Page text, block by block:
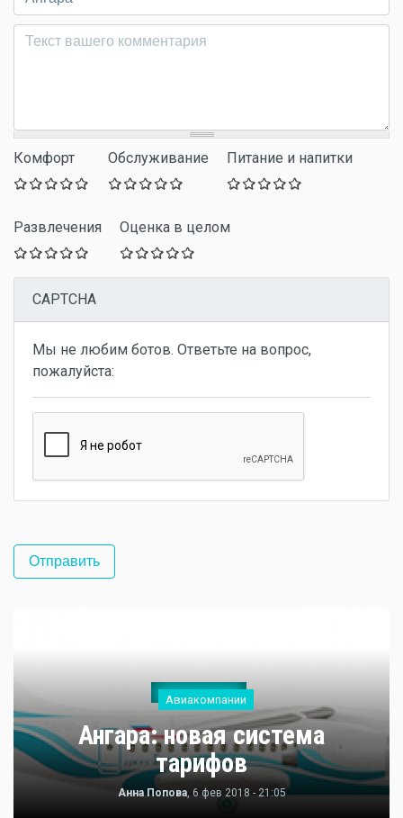
Комментарий*
Комфорт Обслуживание Питание и напитки
Развлечения Оценка в целом
CAPTCHA
Мы не любим ботов. Ответьте на вопрос,
пожалуйста:
Авиакомпании
Ангара: новая система
тарифов
Анна Попова, 6 фев 2018 - 21:05